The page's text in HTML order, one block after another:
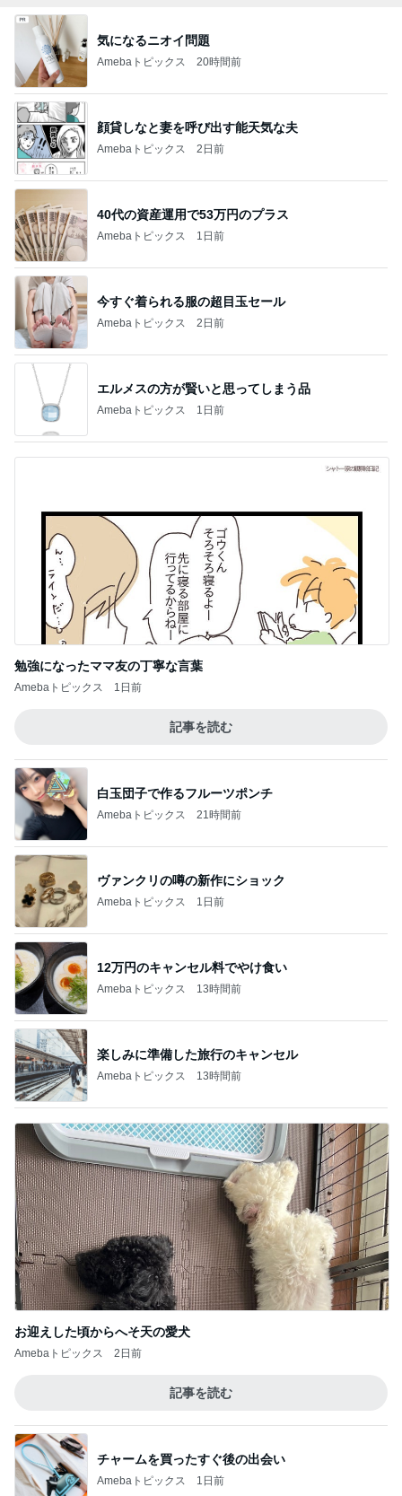
気になるニオイ問題
Amebaトピックス 20時間前
顔貸しなと妻を呼び出す能天気な夫
Amebaトピックス 2日前
40代の資産運用で53万円のプラス
Amebaトピックス 1日前
今すぐ着られる服の超目玉セール
Amebaトピックス 2日前
エルメスの方が賢いと思ってしまう品
Amebaトピックス 1日前
勉強になったママ友の丁寧な言葉
Amebaトピックス 1日前
記事を読む
白玉団子で作るフルーツポンチ
Amebaトピックス 21時間前
ヴァンクリの噂の新作にショック
Amebaトピックス 1日前
12万円のキャンセル料でやけ食い
Amebaトピックス 13時間前
楽しみに準備した旅行のキャンセル
Amebaトピックス 13時間前
お迎えした頃からへそ天の愛犬
Amebaトピックス 2日前
記事を読む
チャームを買ったすぐ後の出会い
Amebaトピックス 1日前